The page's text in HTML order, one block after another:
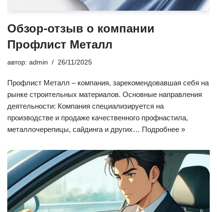
Обзор-отзыв о компании
Профлист Металл
автор: admin 26/11/2025
Профлист Металл – компания, зарекомендовавшая себя на
рынке строительных материалов. Основные направления
деятельности: Компания специализируется на
производстве и продаже качественного профнастила,
металлочерепицы, сайдинга и других… Подробнее »